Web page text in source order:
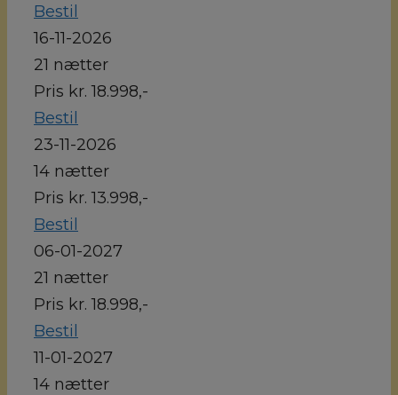
Bestil
16-11-2026
21 nætter
Pris kr. 18.998,-
Bestil
23-11-2026
14 nætter
Pris kr. 13.998,-
Bestil
06-01-2027
21 nætter
Pris kr. 18.998,-
Bestil
11-01-2027
14 nætter